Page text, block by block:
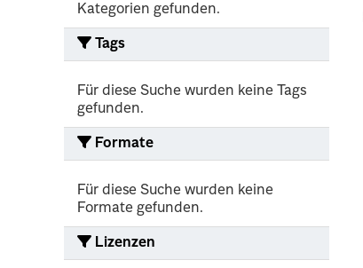
Kategorien gefunden.
Tags
Für diese Suche wurden keine Tags
gefunden.
Formate
Für diese Suche wurden keine
Formate gefunden.
Lizenzen